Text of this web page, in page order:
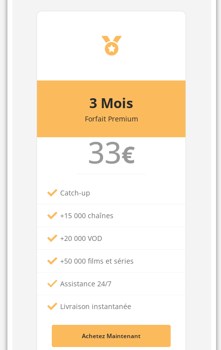
3 Mois
Forfait Premium
33€
Catch-up
+15 000 chaînes
+20 000 VOD
+50 000 films et séries
Assistance 24/7
Livraison instantanée
Achetez Maintenant